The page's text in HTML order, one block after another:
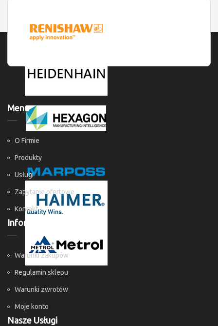
Menu
O Firmie
Produkty
Usługi
Zapytanie ofertowe
Kontakt
Informacje
Warunki zakupów
Regulamin sklepu
Warunki zwrotów
Moje konto
Nasze Usługi